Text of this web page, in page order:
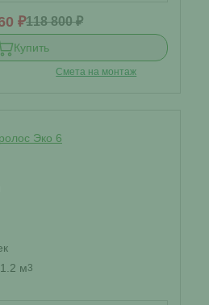
₽118 800 ₽
Купить
Смета на монтаж
Эко 6
1.2 м3